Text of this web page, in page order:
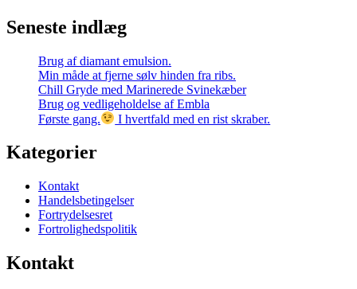
Seneste indlæg
Brug af diamant emulsion.
Min måde at fjerne sølv hinden fra ribs.
Chill Gryde med Marinerede Svinekæber
Brug og vedligeholdelse af Embla
Første gang.
I hvertfald med en rist skraber.
Kategorier
Kontakt
Handelsbetingelser
Fortrydelsesret
Fortrolighedspolitik
Kontakt